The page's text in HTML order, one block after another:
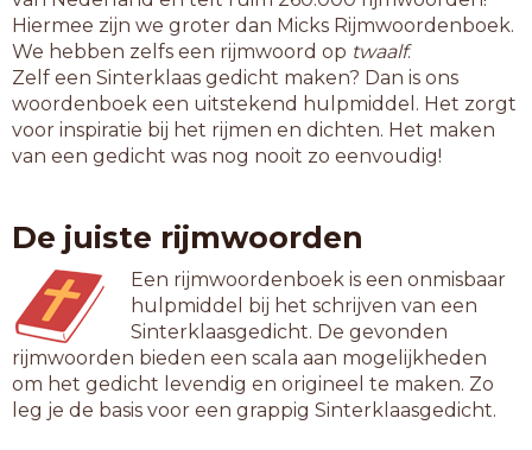
cirri
cocci
colli
combi
conti
corgi
djati
forti
fundi
fungi
gummi
hadji
hoeri
Hiermee zijn we groter dan Micks Rijmwoordenboek.
We hebben zelfs een rijmwoord op twaalf.
Zelf een Sinterklaas gedicht maken? Dan is ons
woordenboek een uitstekend hulpmiddel. Het zorgt
voor inspiratie bij het rijmen en dichten. Het maken
van een gedicht was nog nooit zo eenvoudig!
De juiste rijmwoorden
Een rijmwoordenboek is een onmisbaar
hulpmiddel bij het schrijven van een
Sinterklaasgedicht. De gevonden
rijmwoorden bieden een scala aan mogelijkheden
om het gedicht levendig en origineel te maken. Zo
leg je de basis voor een grappig Sinterklaasgedicht.